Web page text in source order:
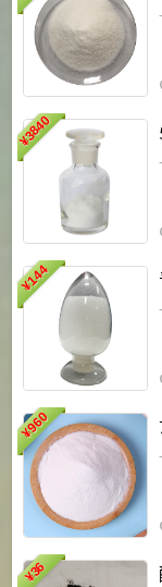
¥
3840
¥
144
¥
960
¥
36